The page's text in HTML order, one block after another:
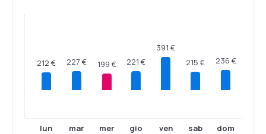
212 €
lun
227 €
mar
199 €
mer
221 €
gio
391 €
ven
215 €
sab
236 €
dom